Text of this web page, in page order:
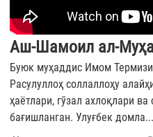
Аш-Шамоил ал-
Буюк муҳаддис Имом
Расулуллоҳ соллаллоҳу
ҳаётлари, гўзал ахлоқлари
бағишланган. Улуғбек домла...